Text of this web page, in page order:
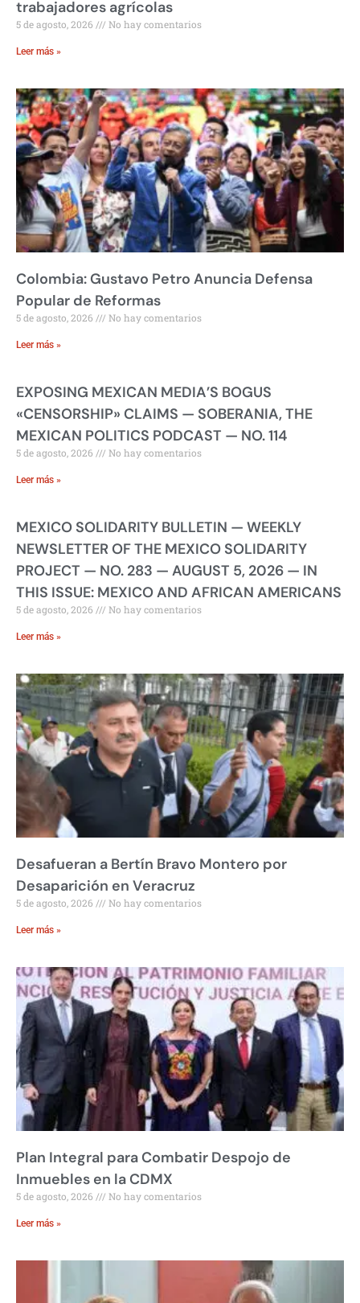
trabajadores agrícolas
5 de agosto, 2026 No hay comentarios
Leer más »
Colombia: Gustavo Petro Anuncia Defensa
Popular de Reformas
5 de agosto, 2026 No hay comentarios
Leer más »
EXPOSING MEXICAN MEDIA’S BOGUS
«CENSORSHIP» CLAIMS — SOBERANIA, THE
MEXICAN POLITICS PODCAST — NO. 114
5 de agosto, 2026 No hay comentarios
Leer más »
MEXICO SOLIDARITY BULLETIN — WEEKLY
NEWSLETTER OF THE MEXICO SOLIDARITY
PROJECT — NO. 283 — AUGUST 5, 2026 — IN
THIS ISSUE: MEXICO AND AFRICAN AMERICANS
5 de agosto, 2026 No hay comentarios
Leer más »
Desafueran a Bertín Bravo Montero por
Desaparición en Veracruz
5 de agosto, 2026 No hay comentarios
Leer más »
Plan Integral para Combatir Despojo de
Inmuebles en la CDMX
5 de agosto, 2026 No hay comentarios
Leer más »